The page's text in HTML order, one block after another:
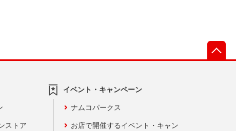
ストア
イベント・キャンペーン
ナムコパークス
お店で開催するイベント・キャン